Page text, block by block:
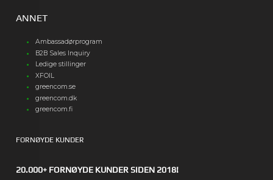
ANNET
Ambassadørprogram
B2B Sales Inquiry
Ledige stillinger
XFOIL
greencom.se
greencom.dk
greencom.fi
FORNØYDE KUNDER
20.000+ FORNØYDE KUNDER SIDEN 2018!